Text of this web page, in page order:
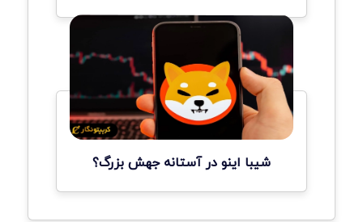
شیبا اینو در آستانه جهش بزرگ؟